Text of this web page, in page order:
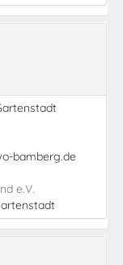
bamberg.de
e.V.